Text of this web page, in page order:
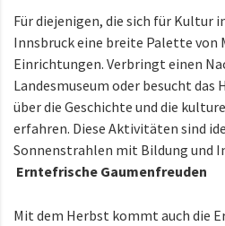
Für diejenigen, die sich für Kultur
Innsbruck eine breite Palette von
Einrichtungen. Verbringt einen
Landesmuseum oder besucht
über die Geschichte und die
erfahren. Diese Aktivitäten sind
Sonnenstrahlen mit Bildung und
Erntefrische Gaumenfreuden
Mit dem Herbst kommt auch die